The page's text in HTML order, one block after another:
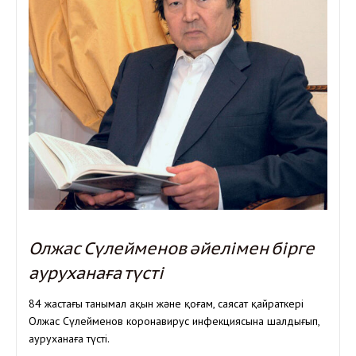
Олжас Сүлейменов әйелімен бірге
ауруханаға түсті
84 жастағы танымал ақын және қоғам, саясат қайраткері
Олжас Сүлейменов коронавирус инфекциясына шалдығып,
ауруханаға түсті.